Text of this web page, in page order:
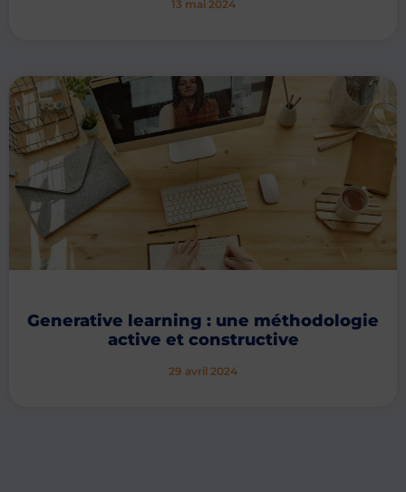
13 mai 2024
Generative learning : une méthodologie
active et constructive
29 avril 2024